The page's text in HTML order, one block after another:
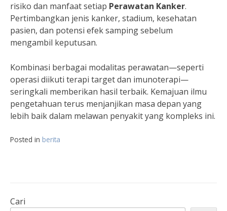
risiko dan manfaat setiap Perawatan Kanker.
Pertimbangkan jenis kanker, stadium, kesehatan
pasien, dan potensi efek samping sebelum
mengambil keputusan.
Kombinasi berbagai modalitas perawatan—seperti
operasi diikuti terapi target dan imunoterapi—
seringkali memberikan hasil terbaik. Kemajuan ilmu
pengetahuan terus menjanjikan masa depan yang
lebih baik dalam melawan penyakit yang kompleks ini.
Posted in berita
Cari